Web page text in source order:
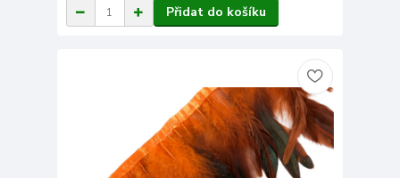
Přidat do košíku